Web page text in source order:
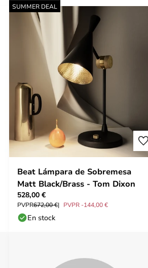
SUMMER DEAL
Beat Lámpara de Sobremesa
Matt Black/Brass - Tom Dixon
528,00 €
PVPR672,00 € PVPR -144,00 €
En stock